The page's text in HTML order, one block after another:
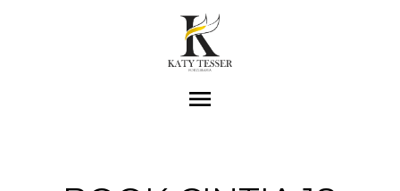
menu